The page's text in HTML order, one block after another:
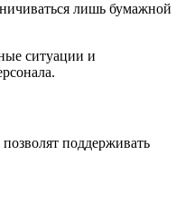
лишь бумажной
ситуации и
поддерживать